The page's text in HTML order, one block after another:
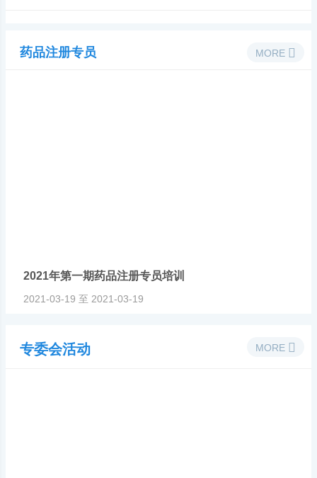
药品注册专员 MORE
2021年第一期药品注册专员培训
2021-03-19 至 2021-03-19
专委会活动 MORE